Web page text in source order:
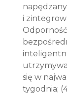
i
się w
tygodnia;